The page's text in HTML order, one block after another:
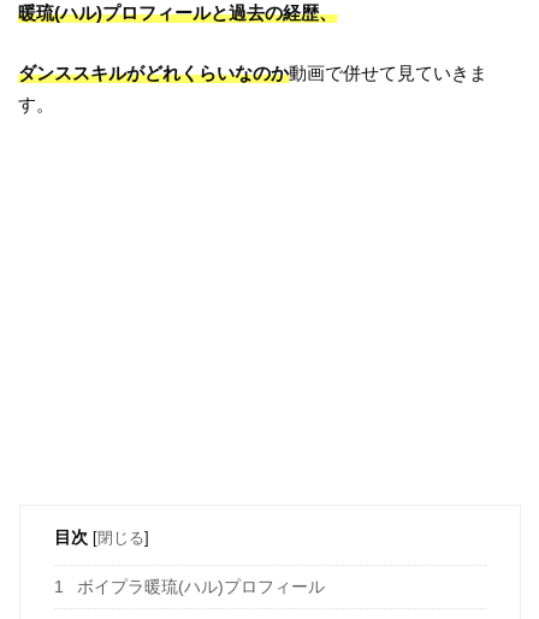
暖琉(ハル)プロフィールと過去の経歴、
ダンススキルがどれくらいなのか動画で併せて見ていきま
す。
目次 [閉じる]
1 ボイプラ暖琉(ハル)プロフィール